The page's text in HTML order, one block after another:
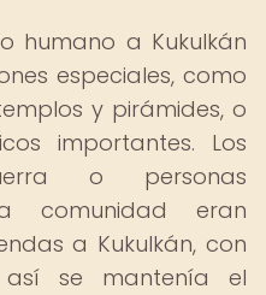
humano a Kukulkán
especiales, como
y pirámides, o
importantes. Los
o personas
comunidad eran
a Kukulkán, con
se mantenía el